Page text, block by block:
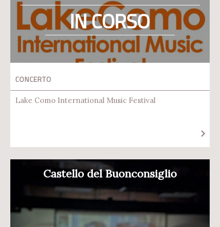
IN CORSO
CONCERTO
Lake Como International Music Festival
Castello del Buonconsiglio